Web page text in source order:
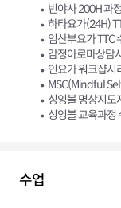
빈야사 200H 과
하타요가(24H)
임산부요가 TTC
감정아로마상담
인요가 워크샵시
MSC(Mindful
싱잉볼 명상지도
싱잉볼 교육과정
수업